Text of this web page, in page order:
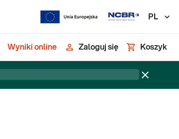
PL
Wyniki online Zaloguj się Koszyk